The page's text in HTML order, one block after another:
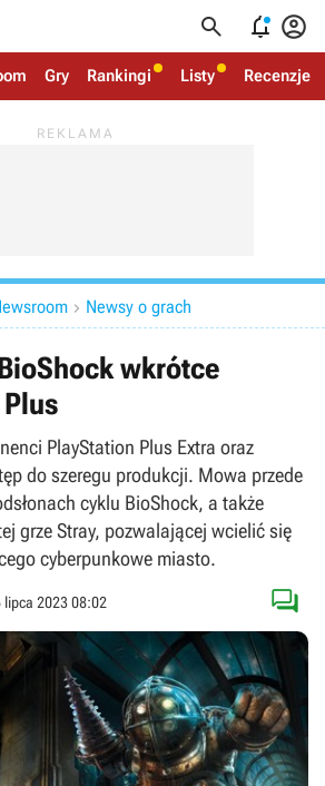
  
Gry Rankingi Listy Recenzje
 Newsy o grach
wkrótce
PlayStation Plus Extra oraz
do szeregu produkcji. Mowa przede
cyklu BioShock, a także
grze Stray, pozwalającej wcielić się
cyberpunkowe miasto.
lipca 2023 08:02 